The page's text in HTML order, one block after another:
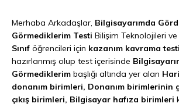
Merhaba Arkadaşlar, Bilgisayarımda
Görmediklerim Testi Bilişim Teknolojileri ve
Sınıf öğrencileri için kazanım kavrama testi
hazırlanmış olup test içerisinde
Görmediklerim başlığı altında yer alan
donanım birimleri, Donanım birimlerinin
çıkış birimleri, Bilgisayar hafıza birimleri